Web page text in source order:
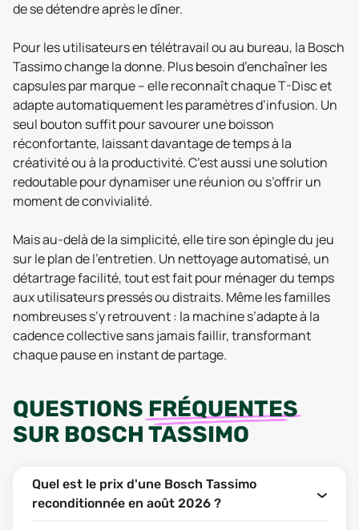
de se détendre après le dîner.
Pour les utilisateurs en télétravail ou au bureau, la Bosch
Tassimo change la donne. Plus besoin d’enchaîner les
capsules par marque – elle reconnaît chaque T-Disc et
adapte automatiquement les paramètres d’infusion. Un
seul bouton suffit pour savourer une boisson
réconfortante, laissant davantage de temps à la
créativité ou à la productivité. C’est aussi une solution
redoutable pour dynamiser une réunion ou s’offrir un
moment de convivialité.
Mais au-delà de la simplicité, elle tire son épingle du jeu
sur le plan de l'entretien. Un nettoyage automatisé, un
détartrage facilité, tout est fait pour ménager du temps
aux utilisateurs pressés ou distraits. Même les familles
nombreuses s’y retrouvent : la machine s’adapte à la
cadence collective sans jamais faillir, transformant
chaque pause en instant de partage.
QUESTIONS FRÉQUENTES
SUR BOSCH TASSIMO
Quel est le prix d'une Bosch Tassimo
reconditionnée en août 2026 ?